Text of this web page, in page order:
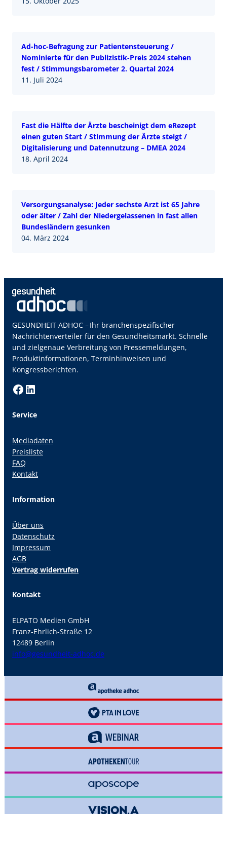
Ad-hoc-Befragung zur Patientensteuerung /
Nominierte für den Publizistik-Preis 2024 stehen
fest / Stimmungsbarometer 2. Quartal 2024
11. Juli 2024
Fast die Hälfte der Ärzte bescheinigt dem eRezept
einen guten Start / Stimmung der Ärzte steigt /
Digitalisierung und Datennutzung – DMEA 2024
18. April 2024
Versorgungsanalyse: Jeder sechste Arzt ist 65 Jahre
oder älter / Zahl der Niedergelassenen in fast allen
Bundesländern gesunken
04. März 2024
GESUNDHEIT ADHOC – Ihr branchenspezifischer
Nachrichtenverteiler für den Gesundheitsmarkt. Schnelle
und zielgenaue Verbreitung von Pressemeldungen,
Produktinformationen, Terminhinweisen und
Kongressberichten.
Facebook LinkedIn
Service
Mediadaten
Preisliste
FAQ
Kontakt
Information
Über uns
Datenschutz
Impressum
AGB
Vertrag widerrufen
Kontakt
ELPATO Medien GmbH
Franz-Ehrlich-Straße 12
12489 Berlin
info@gesundheit-adhoc.de